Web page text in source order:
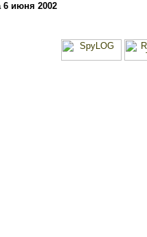
6 июня 2002